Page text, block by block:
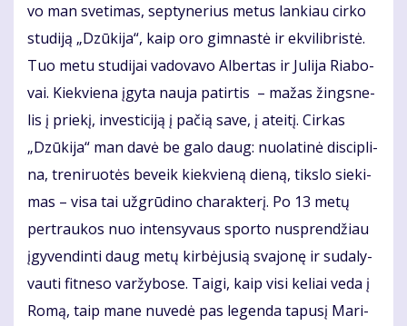
vo man sve­ti­mas, sep­ty­ne­rius me­tus lan­kiau cir­ko
stu­di­ją „Dzū­ki­ja“, kaip oro gim­nas­tė ir ek­vi­lib­ris­tė.
Tuo me­tu stu­di­jai va­do­va­vo Al­ber­tas ir Ju­li­ja Ria­bo­
vai. Kiek­vie­na įgy­ta nau­ja pa­tir­tis – ma­žas žings­ne­
lis į prie­kį, in­ves­ti­ci­ją į pa­čią sa­ve, į at­ei­tį. Cir­kas
„Dzū­ki­ja“ man da­vė be ga­lo daug: nuo­la­ti­nė dis­cip­li­
na, tre­ni­ruo­tės be­veik kiek­vie­ną die­ną, tiks­lo sie­ki­
mas – vi­sa tai už­grū­di­no cha­rak­te­rį. Po 13 me­tų
per­trau­kos nuo in­ten­sy­vaus spor­to nu­spren­džiau
įgy­ven­din­ti daug me­tų kir­bė­ju­sią sva­jo­nę ir su­da­ly­
vau­ti fit­ne­so var­žy­bo­se. Tai­gi, kaip vi­si ke­liai ve­da į
Ro­mą, taip ma­ne nu­ve­dė pas le­gen­da ta­pu­sį Ma­ri­